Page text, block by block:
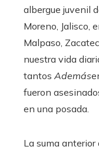
albergue juvenil
Moreno, Jalisco,
Malpaso,
nuestra vida
tantos Además
fueron
en una posada.
La suma